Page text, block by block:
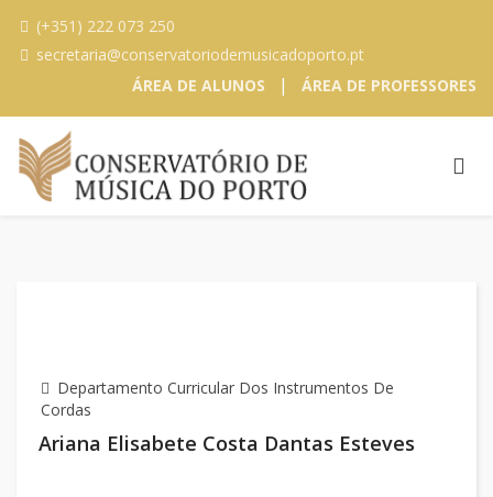
(+351) 222 073 250
secretaria@conservatoriodemusicadoporto.pt
ÁREA DE ALUNOS
| ÁREA DE PROFESSORES
Departamento Curricular Dos Instrumentos De
Cordas
Ariana Elisabete Costa Dantas Esteves